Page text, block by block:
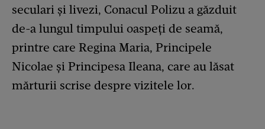
seculari și livezi, Conacul Polizu a găzduit
de-a lungul timpului oaspeți de seamă,
printre care Regina Maria, Principele
Nicolae și Principesa Ileana, care au lăsat
mărturii scrise despre vizitele lor.